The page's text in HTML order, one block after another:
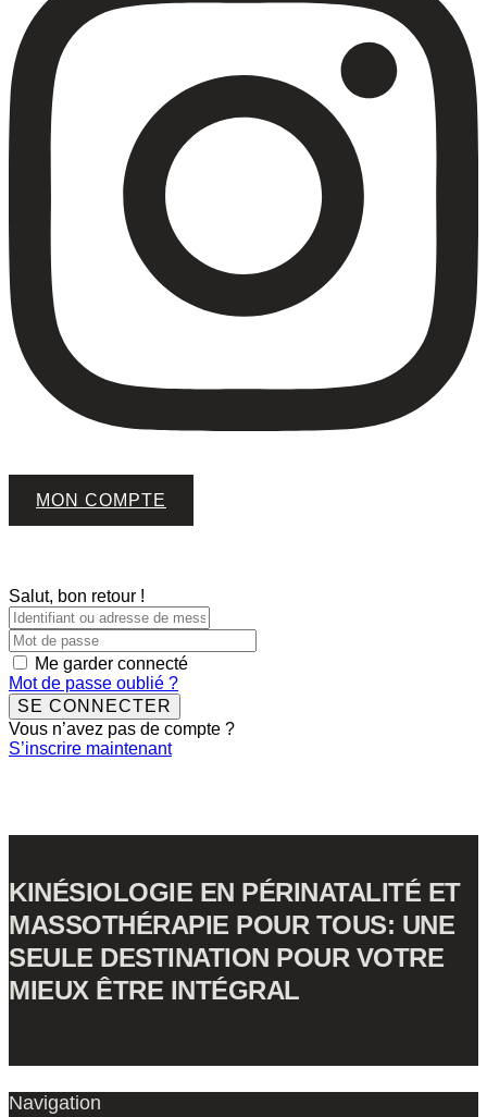
MON COMPTE
Salut, bon retour !
Me garder connecté
Mot de passe oublié ?
SE CONNECTER
Vous n’avez pas de compte ?
S’inscrire maintenant
KINÉSIOLOGIE EN PÉRINATALITÉ ET
MASSOTHÉRAPIE POUR TOUS: UNE
SEULE DESTINATION POUR VOTRE
MIEUX ÊTRE INTÉGRAL
Navigation